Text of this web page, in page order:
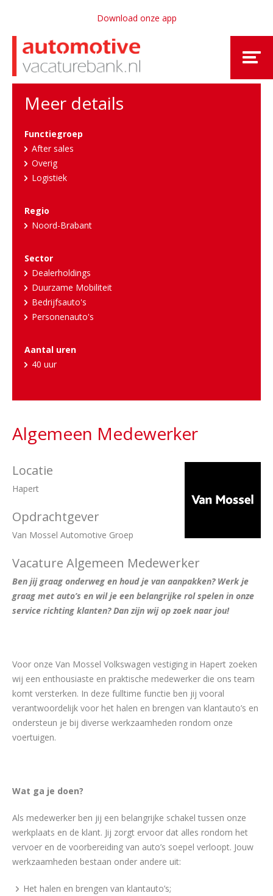
Download onze app
Meer details
Functiegroep
After sales
Overig
Logistiek
Regio
Noord-Brabant
Sector
Dealerholdings
Duurzame Mobiliteit
Bedrijfsauto's
Personenauto's
Aantal uren
40 uur
Algemeen Medewerker
Locatie
Hapert
Opdrachtgever
Van Mossel Automotive Groep
Vacature Algemeen Medewerker
Ben jij graag onderweg en houd je van aanpakken? Werk je
graag met auto’s en wil je een belangrijke rol spelen in onze
service richting klanten? Dan zijn wij op zoek naar jou!
Voor onze Van Mossel Volkswagen vestiging in Hapert zoeken
wij een enthousiaste en praktische medewerker die ons team
komt versterken. In deze fulltime functie ben jij vooral
verantwoordelijk voor het halen en brengen van klantauto’s en
ondersteun je bij diverse werkzaamheden rondom onze
voertuigen.
Wat ga je doen?
Als medewerker ben jij een belangrijke schakel tussen onze
werkplaats en de klant. Jij zorgt ervoor dat alles rondom het
vervoer en de voorbereiding van auto’s soepel verloopt. Jouw
werkzaamheden bestaan onder andere uit:
Het halen en brengen van klantauto’s;